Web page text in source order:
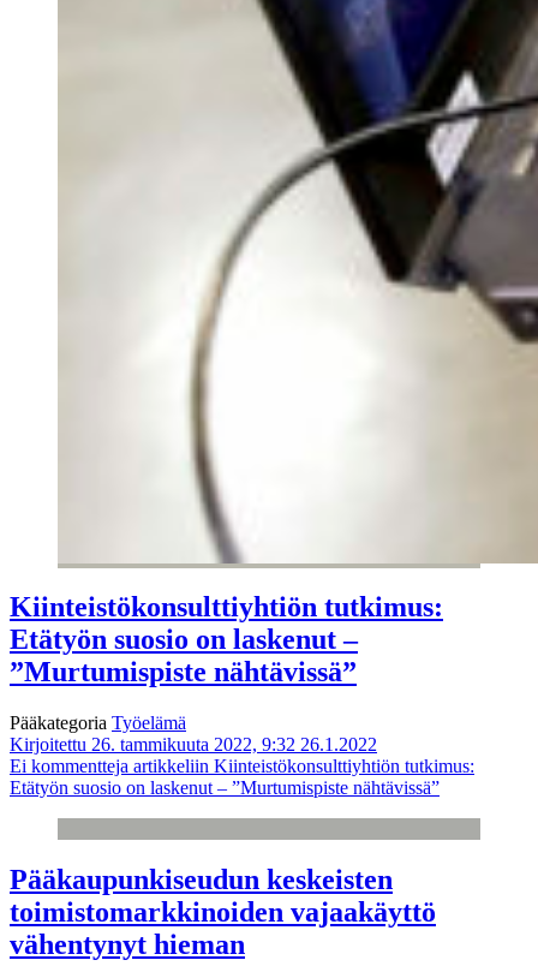
Kiinteistökonsulttiyhtiön tutkimus:
Etätyön suosio on laskenut –
”Murtumispiste nähtävissä”
Pääkategoria Työelämä
Kirjoitettu 26. tammikuuta 2022, 9:32 26.1.2022
Ei kommentteja artikkeliin Kiinteistökonsulttiyhtiön tutkimus:
Etätyön suosio on laskenut – ”Murtumispiste nähtävissä”
Pääkaupunkiseudun keskeisten
toimistomarkkinoiden vajaakäyttö
vähentynyt hieman